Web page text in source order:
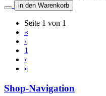
in den Warenkorb
Seite 1 von 1
«
‹
1
›
»
Shop-Navigation